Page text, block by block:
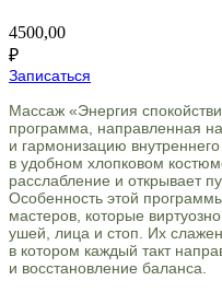
4500,00
₽
Записаться
Массаж «Энергия
программа, направленная
и гармонизацию
в удобном хлопковом
расслабление и открывает
Особенность этой
мастеров, которые
ушей, лица и стоп. Их
в котором каждый такт
и восстановление баланса.